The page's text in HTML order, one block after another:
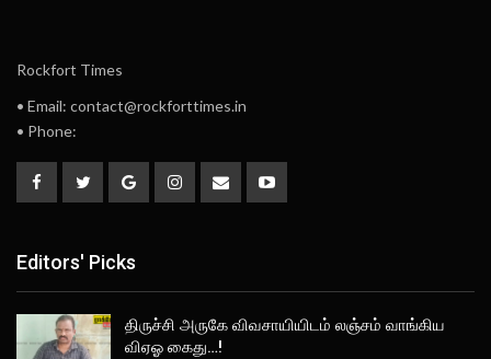
Rockfort Times
• Email: contact@rockforttimes.in
• Phone:
Editors' Picks
திருச்சி அருகே விவசாயியிடம் லஞ்சம் வாங்கிய
விஏஓ கைது…!